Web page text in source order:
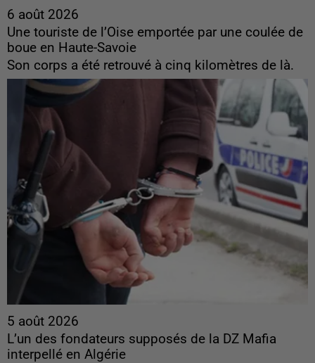
6 août 2026
Une touriste de l’Oise emportée par une coulée de
boue en Haute-Savoie
Son corps a été retrouvé à cinq kilomètres de là.
5 août 2026
L’un des fondateurs supposés de la DZ Mafia
interpellé en Algérie